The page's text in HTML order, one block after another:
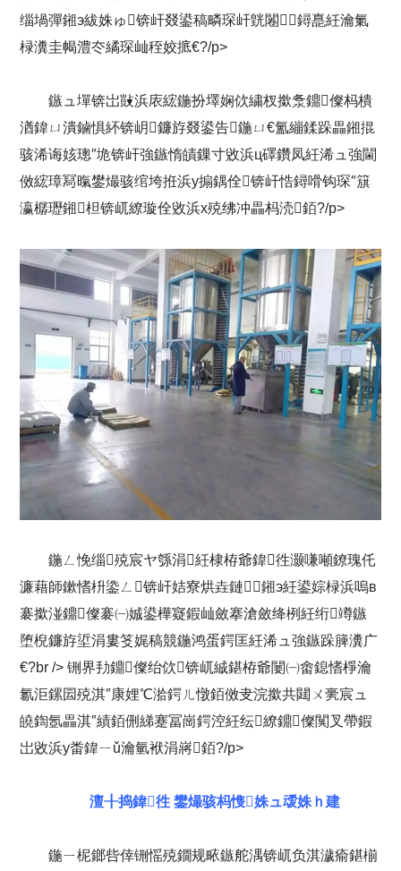
缁堝彈鎺э紱姝ゅ锛屽叕鍙稿疄琛屽皝闂鐞嗭紝瀹氭
椂瀵圭幆澧冭繘琛屾秷姣掋€?/p>
鏃ュ墠锛岀敱浜庡綋鍦扮墿娴佽繍杈撳洜鐤儏杩樻
湭鍏ㄩ潰鏀惧紑锛岄鐮斿叕鍙告鍦ㄩ€氳繃鍒跺畾鎺掍
骇浠诲姟璁″垝锛屽強鏃惰皟鏁寸敓浜ц礋鑽凤紝浠ュ強閫
傚綋璋冩暣鐢熶骇绾垮拰浜у搧鍝佺锛屽悎鐞嗗钩琛″簱
瀛樼瓑鎺柦锛屼繚璇佺敓浜х殑绋冲畾杩涜銆?/p>
鍦ㄥ悗缁殑宸ヤ綔涓紝棣栫爺鍏徃灏嗛噸鐐瑰仛
濂藉師鏉愭枡鍌ㄥ锛屽姞寮烘垚鏈鎺э紝鍙婃椂浜嗚в
褰撳湴鐤儏褰㈠娍鍙樺寲鍜屾斂搴滄斂绛栵紝绗竴鏃
堕棿鐮斿垽涓婁笅娓稿競鍦鸿蛋鍔匡紝浠ュ強鏃跺簲瀵广
€?br /> 铏界劧鐤儏绐佽锛屼絾鍖栫爺闄㈠畬鎴愭棦瀹
氱洰鏍囩殑淇″康娌℃湁鍔ㄦ憞銆傚叏浣撳共閮ㄨ亴宸ュ
皢鍧氬畾淇″績銆侀綈蹇冨崗鍔涳紝纭繚鐤儏闃叉帶鍜
岀敓浜у畨鍏ㄧǔ瀹氫袱涓嶈銆?/p>
澶╂捣鍏徃 鐢熶骇杩愯姝ュ叆姝ｈ建
鍦ㄧ柅鎯呰倖铏愮殑鐗规畩鏃舵湡锛屼负淇濊瘉鍖椾